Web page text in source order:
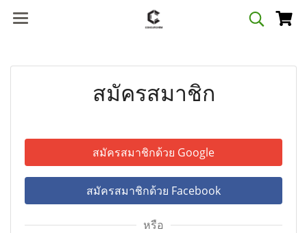
สมัครสมาชิก
สมัครสมาชิกด้วย Google
สมัครสมาชิกด้วย Facebook
หรือ